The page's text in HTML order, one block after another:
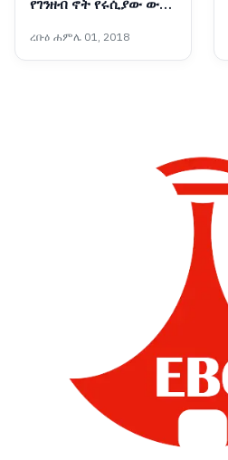
የገንዘብ ኖት የሩሲያው ውጭ
ለምን ተገኙ?
ረቡዕ ሐምሌ 01, 2018